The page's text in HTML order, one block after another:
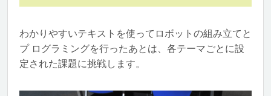
わかりやすいテキストを使ってロボットの組み立てと
プ ログラミングを行ったあとは、各テーマごとに設
定された課題に挑戦します。